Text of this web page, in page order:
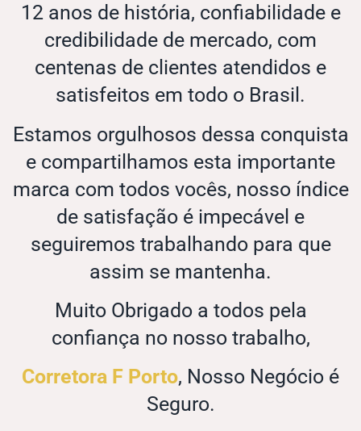
12 anos de história, confiabilidade e
credibilidade de mercado, com
centenas de clientes atendidos e
satisfeitos em todo o Brasil.
Estamos orgulhosos dessa conquista
e compartilhamos esta importante
marca com todos vocês, nosso índice
de satisfação é impecável e
seguiremos trabalhando para que
assim se mantenha.
Muito Obrigado a todos pela
confiança no nosso trabalho,
Corretora F Porto, Nosso Negócio é
Seguro.